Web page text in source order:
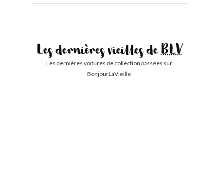
Les dernières vieilles deBLV
Les dernières voitures de collection passées sur
BonjourLaVieille